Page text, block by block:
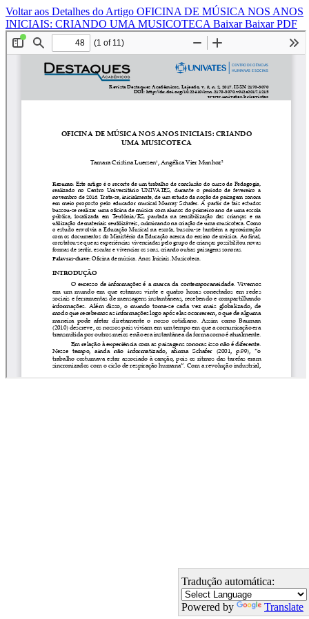
Voltar aos Detalhes do Artigo OFICINA DE MÚSICA NOS ANOS
INICIAIS: CRIANDO UMA MUSICOTECA BaixarBaixar PDF
Tradução automática:
Powered by Translate